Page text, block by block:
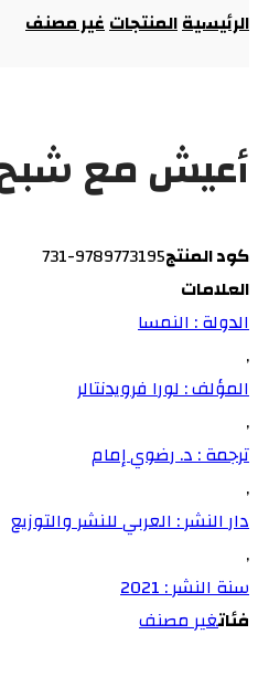
الرئيسيةالمنتجاتغير مصنف
أعيش مع
كود المنتج9789773195-731
العلامات
الدولة : النمسا
,
المؤلف : لورا فرويدنتالر
,
ترجمة : د. رضوي إمام
,
دار النشر : العربي للنشر والتوزيع
,
سنة النشر : 2021
فئاتغير مصنف